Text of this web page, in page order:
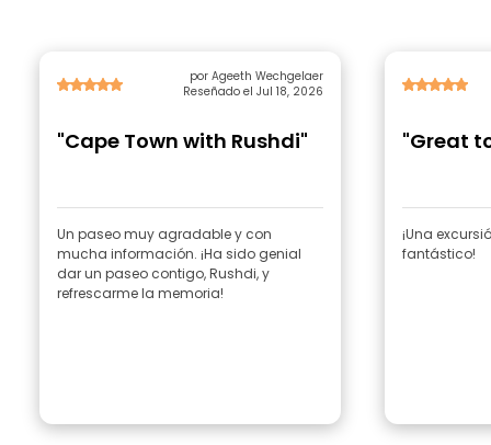
por Ageeth Wechgelaer
Reseñado el Jul 18, 2026
"Cape Town with Rushdi"
Un paseo muy agradable y con
mucha información. ¡Ha sido genial
dar un paseo contigo, Rushdi, y
refrescarme la memoria!
"Great
¡Una
fantástico!